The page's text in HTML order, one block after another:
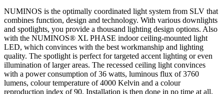
NUMINOS is the optimally coordinated light system from SLV that
combines function, design and technology. With various downlights
and spotlights, you provide a thousand lighting design options. Also
with the NUMINOS® XL PHASE indoor ceiling-mounted light
LED, which convinces with the best workmanship and lighting
quality. The spotlight is perfect for targeted accent lighting or even
illumination of larger areas. The recessed ceiling light convinces
with a power consumption of 36 watts, luminous flux of 3760
lumens, colour temperature of 4000 Kelvin and a colour
reproduction index of 90. Installation is then done in no time at all.